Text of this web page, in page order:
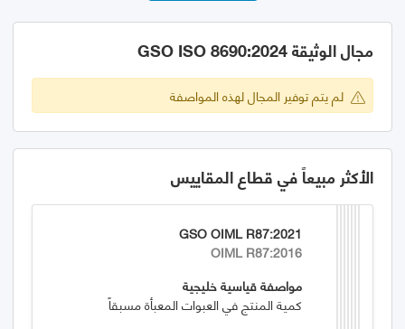
مجال الوثيقة GSO ISO 8690:2024
لم يتم توفير المجال لهذه المواصفة
الأكثر مبيعاً في قطاع المقاييس
GSO OIML R87:2021
OIML R87:2016
مواصفة قياسية خليجية
كمية المنتج في العبوات المعبأة مسبقاً